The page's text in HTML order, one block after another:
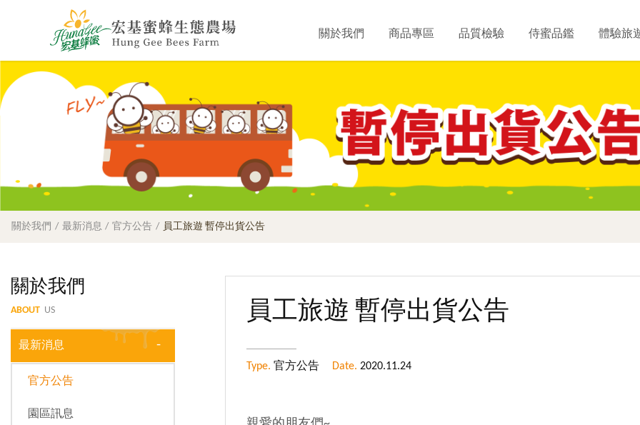
關於我們 商品專區 品質檢驗 侍蜜品鑑 體驗旅
關於我們 最新消息 官方公告 員工旅遊 暫停出貨公告
關於我們
ABOUT US
最新消息
官方公告
園區訊息
員工旅遊 暫停出貨公告
Type. 官方公告 Date. 2020.11.24